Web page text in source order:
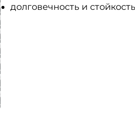
долговечность и стойкость